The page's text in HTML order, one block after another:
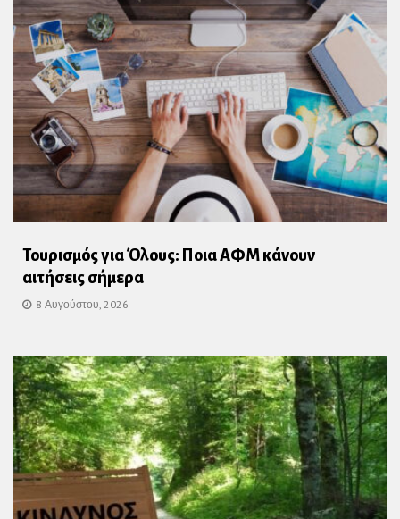
Τουρισμός για Όλους: Ποια ΑΦΜ κάνουν
αιτήσεις σήμερα
8 Αυγούστου, 2026